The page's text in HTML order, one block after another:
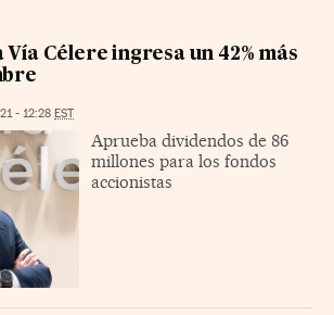
Célere ingresa un 42% más
- 12:28 EST
Aprueba dividendos de 86
millones para los fondos
accionistas